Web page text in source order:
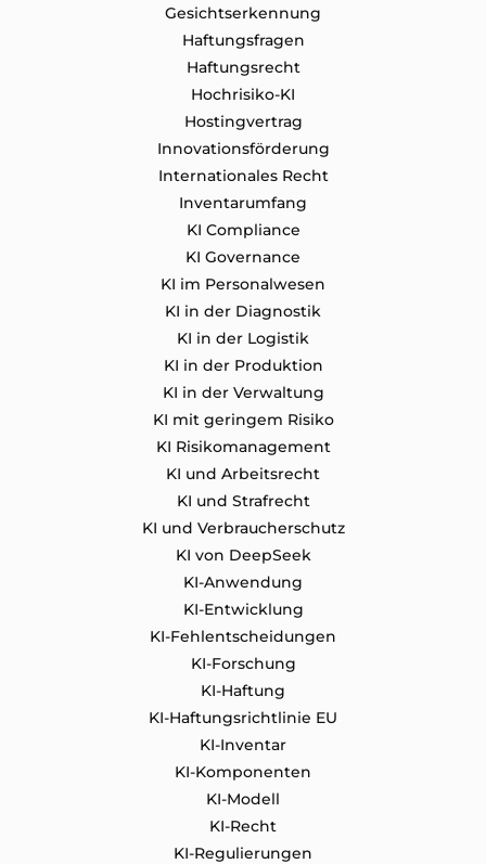
Gesichtserkennung
Haftungsfragen
Haftungsrecht
Hochrisiko-KI
Hostingvertrag
Innovationsförderung
Internationales Recht
Inventarumfang
KI Compliance
KI Governance
KI im Personalwesen
KI in der Diagnostik
KI in der Logistik
KI in der Produktion
KI in der Verwaltung
KI mit geringem Risiko
KI Risikomanagement
KI und Arbeitsrecht
KI und Strafrecht
KI und Verbraucherschutz
KI von DeepSeek
KI-Anwendung
KI-Entwicklung
KI-Fehlentscheidungen
KI-Forschung
KI-Haftung
KI-Haftungsrichtlinie EU
KI-Inventar
KI-Komponenten
KI-Modell
KI-Recht
KI-Regulierungen